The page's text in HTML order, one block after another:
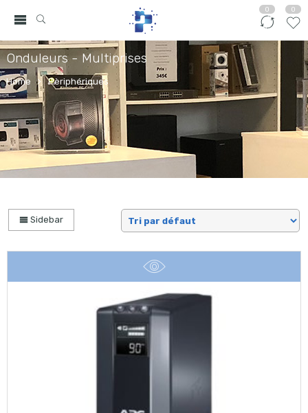
0 0
Onduleurs - Multiprises
Home Pèriphériques
Sidebar